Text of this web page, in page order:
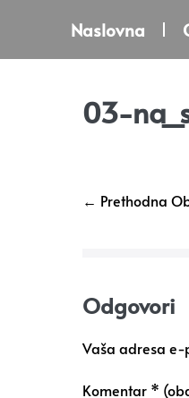
Naslovna
03-
← Prethodna
Odgovori
Vaša adresa e-
Komentar *